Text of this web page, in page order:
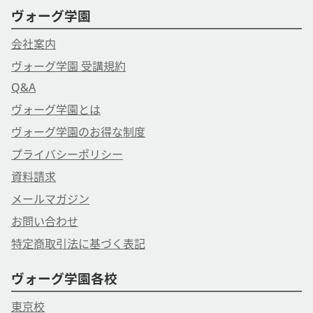
ヴォーグ学園
会社案内
ヴォーグ学園 受講規約
Q&A
ヴォーグ学園とは
ヴォーグ学園のお得な制度
プライバシーポリシー
資料請求
メールマガジン
お問い合わせ
特定商取引法に基づく表記
ヴォーグ学園各校
東京校